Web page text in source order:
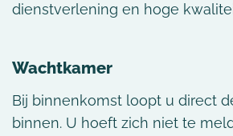
dienstverlening en hoge
Wachtkamer
Bij binnenkomst loopt u direct
binnen. U hoeft zich niet te